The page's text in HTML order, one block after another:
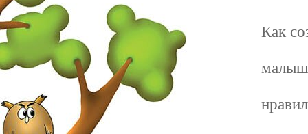
Как